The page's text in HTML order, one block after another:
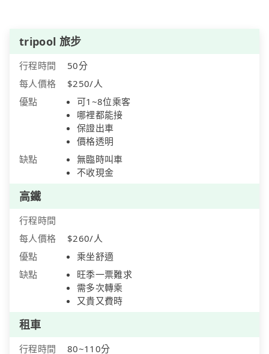
tripool 旅步
行程時間
50分
每人價格
$250/人
優點
可1~8位乘客
哪裡都能接
保證出車
價格透明
缺點
無臨時叫車
不收現金
高鐵
行程時間
每人價格
$260/人
優點
乘坐舒適
缺點
旺季一票難求
需多次轉乘
又貴又費時
租車
行程時間
80~110分